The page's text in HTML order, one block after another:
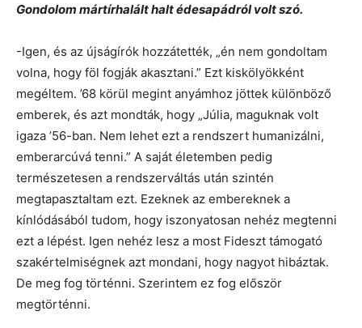
Gondolom mártírhalált halt édesapádról volt szó.
-Igen, és az újságírók hozzátették, „én nem gondoltam
volna, hogy föl fogják akasztani.” Ezt kiskölyökként
megéltem. ’68 körül megint anyámhoz jöttek különböző
emberek, és azt mondták, hogy „Júlia, maguknak volt
igaza ’56-ban. Nem lehet ezt a rendszert humanizálni,
emberarcúvá tenni.” A saját életemben pedig
természetesen a rendszerváltás után szintén
megtapasztaltam ezt. Ezeknek az embereknek a
kínlódásából tudom, hogy iszonyatosan nehéz megtenni
ezt a lépést. Igen nehéz lesz a most Fideszt támogató
szakértelmiségnek azt mondani, hogy nagyot hibáztak.
De meg fog történni. Szerintem ez fog először
megtörténni.